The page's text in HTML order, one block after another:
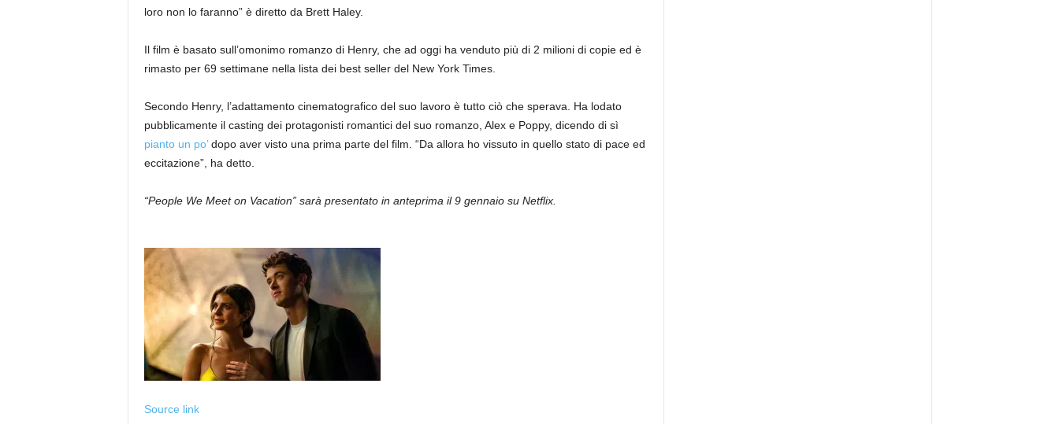
loro non lo faranno” è diretto da Brett Haley.
Il film è basato sull’omonimo romanzo di Henry, che ad oggi ha venduto più di 2 milioni di copie ed è
rimasto per 69 settimane nella lista dei best seller del New York Times.
Secondo Henry, l’adattamento cinematografico del suo lavoro è tutto ciò che sperava. Ha lodato
pubblicamente il casting dei protagonisti romantici del suo romanzo, Alex e Poppy, dicendo di sì
pianto un po’dopo aver visto una prima parte del film. “Da allora ho vissuto in quello stato di pace ed
eccitazione”, ha detto.
“People We Meet on Vacation” sarà presentato in anteprima il 9 gennaio su Netflix.
Source link